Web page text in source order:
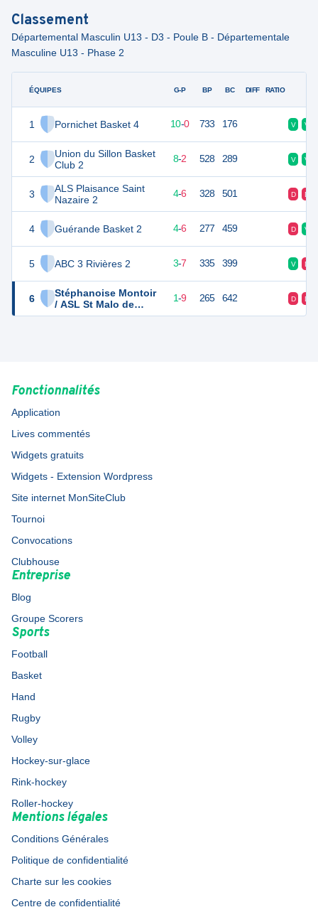
Classement
Départemental Masculin U13 - D3 - Poule B - Départementale
Masculine U13 - Phase 2
ÉQUIPES
1 Pornichet Basket 4
2
Union du Sillon Basket
Club 2
3
ALS Plaisance Saint
Nazaire 2
4 Guérande Basket 2
5 ABC 3 Rivières 2
6
Stéphanoise Montoir
/ ASL St Malo de
Guersac
G-P BP BC DIFF RATIO
20 10-0 733 176 V V
18 10 8-2 528 289 V V
14 4-6 328 501 D D
14 4-6 277 459 D V
13 3-7 335 399 V D
11 10 1-9 265 642 D D
Fonctionnalités
Application
Lives commentés
Widgets gratuits
Widgets - Extension Wordpress
Site internet MonSiteClub
Tournoi
Convocations
Clubhouse
Entreprise
Blog
Groupe Scorers
Sports
Football
Basket
Hand
Rugby
Volley
Hockey-sur-glace
Rink-hockey
Roller-hockey
Mentions légales
Conditions Générales
Politique de confidentialité
Charte sur les cookies
Centre de confidentialité